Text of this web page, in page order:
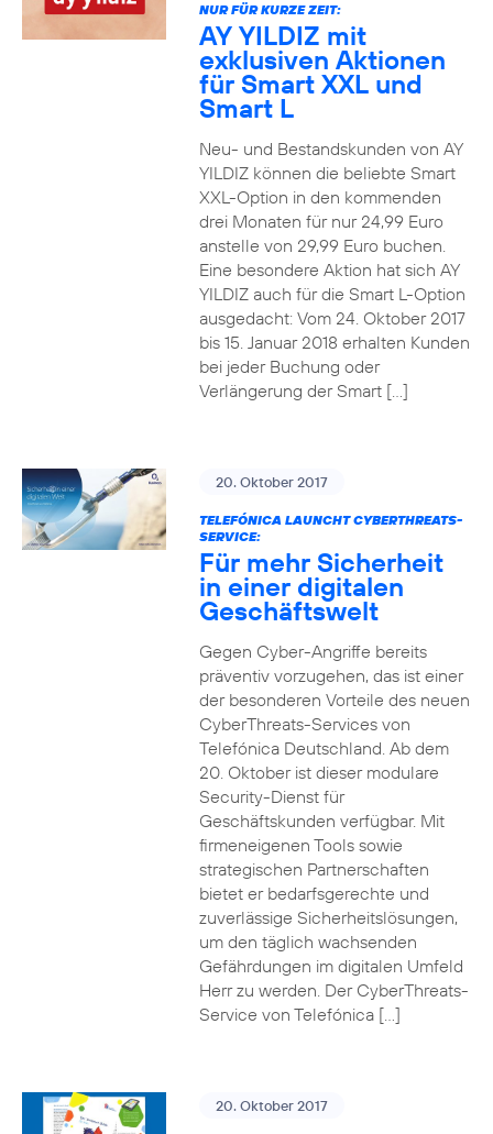
NUR FÜR KURZE ZEIT:
AY YILDIZ mit
exklusiven Aktionen
für Smart XXL und
Smart L
Neu- und Bestandskunden von AY
YILDIZ können die beliebte Smart
XXL-Option in den kommenden
drei Monaten für nur 24,99 Euro
anstelle von 29,99 Euro buchen.
Eine besondere Aktion hat sich AY
YILDIZ auch für die Smart L-Option
ausgedacht: Vom 24. Oktober 2017
bis 15. Januar 2018 erhalten Kunden
bei jeder Buchung oder
Verlängerung der Smart […]
20. Oktober 2017
TELEFÓNICA LAUNCHT CYBERTHREATS-
SERVICE:
Für mehr Sicherheit
in einer digitalen
Geschäftswelt
Gegen Cyber-Angriffe bereits
präventiv vorzugehen, das ist einer
der besonderen Vorteile des neuen
CyberThreats-Services von
Telefónica Deutschland. Ab dem
20. Oktober ist dieser modulare
Security-Dienst für
Geschäftskunden verfügbar. Mit
firmeneigenen Tools sowie
strategischen Partnerschaften
bietet er bedarfsgerechte und
zuverlässige Sicherheitslösungen,
um den täglich wachsenden
Gefährdungen im digitalen Umfeld
Herr zu werden. Der CyberThreats-
Service von Telefónica […]
20. Oktober 2017